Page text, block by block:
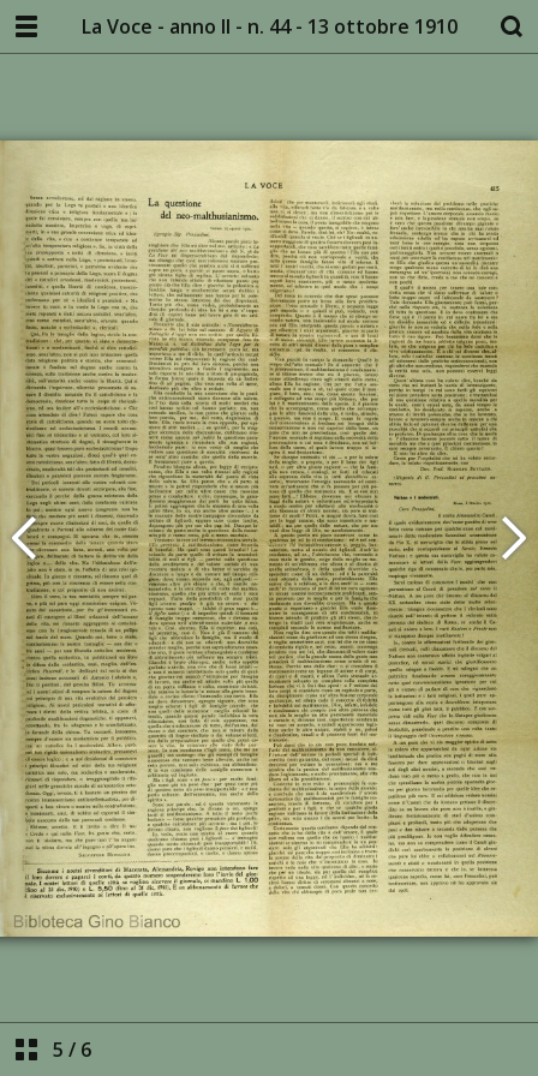
La Voce - anno II - n. 44 - 13 ottobre 1910
5 / 6